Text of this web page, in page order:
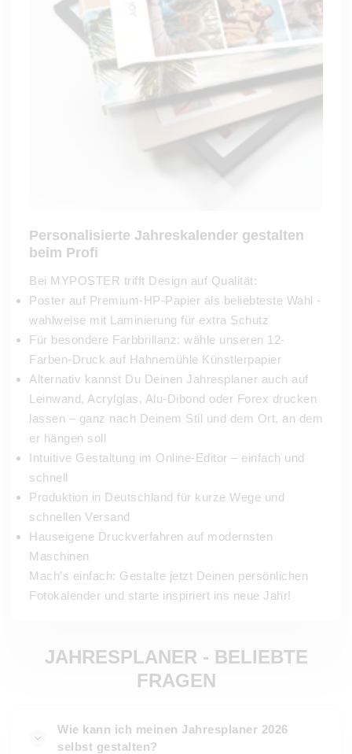
Personalisierte Jahreskalender gestalten
beim Profi
Bei MYPOSTER trifft Design auf Qualität:
Poster auf Premium-HP-Papier als beliebteste Wahl -
wahlweise mit Laminierung für extra Schutz
Für besondere Farbbrillanz: wähle unseren 12-
Farben-Druck auf Hahnemühle Künstlerpapier
Alternativ kannst Du Deinen Jahresplaner auch auf
Leinwand, Acrylglas, Alu-Dibond oder Forex drucken
lassen – ganz nach Deinem Stil und dem Ort, an dem
er hängen soll
Intuitive Gestaltung im Online-Editor – einfach und
schnell
Produktion in Deutschland für kurze Wege und
schnellen Versand
Hauseigene Druckverfahren auf modernsten
Maschinen
Mach’s einfach: Gestalte jetzt Deinen persönlichen
Fotokalender und starte inspiriert ins neue Jahr!
JAHRESPLANER - BELIEBTE
FRAGEN
Wie kann ich meinen Jahresplaner 2026
selbst gestalten?